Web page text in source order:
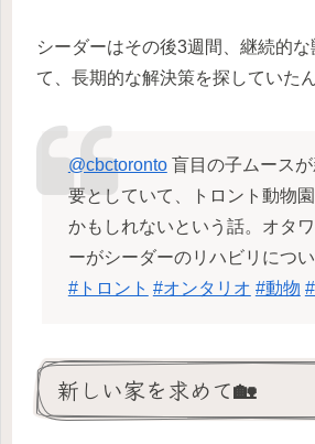
シーダーはその後3週間、継続的
て、長期的な解決策を探していたん
@cbctoronto盲目の子ムース
要としていて、トロント動物
かもしれないという話。オタ
ーがシーダーのリハビリについ
#トロント #オンタリオ #動物
新しい家を求めて🏡